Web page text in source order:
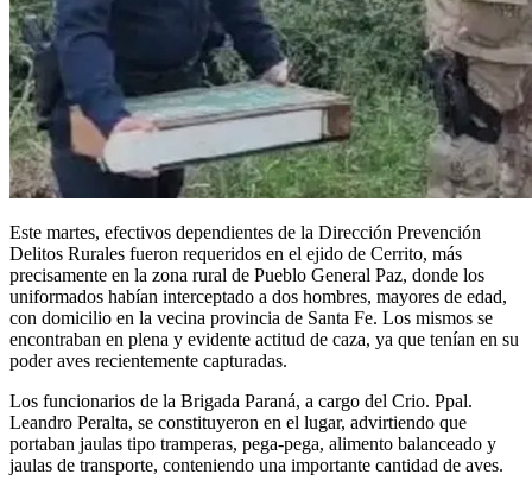
Este martes, efectivos dependientes de la Dirección Prevención
Delitos Rurales fueron requeridos en el ejido de Cerrito, más
precisamente en la zona rural de Pueblo General Paz, donde los
uniformados habían interceptado a dos hombres, mayores de edad,
con domicilio en la vecina provincia de Santa Fe. Los mismos se
encontraban en plena y evidente actitud de caza, ya que tenían en su
poder aves recientemente capturadas.
Los funcionarios de la Brigada Paraná, a cargo del Crio. Ppal.
Leandro Peralta, se constituyeron en el lugar, advirtiendo que
portaban jaulas tipo tramperas, pega-pega, alimento balanceado y
jaulas de transporte, conteniendo una importante cantidad de aves.